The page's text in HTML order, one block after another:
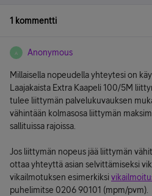
1 kommentti
A Anonymous
Millaisella nopeudella yhteytesi on
Laajakaista Extra Kaapeli 100/5M
tulee liittymän palvelukuvauksen
vähintään kolmasosa liittymän
sallituissa rajoissa.
Jos liittymän nopeus jää liittymän
ottaa yhteyttä asian selvittämiseksi
vikailmotuksen esimerkiksi
puhelimitse 0206 90101 (mpm/pvm).